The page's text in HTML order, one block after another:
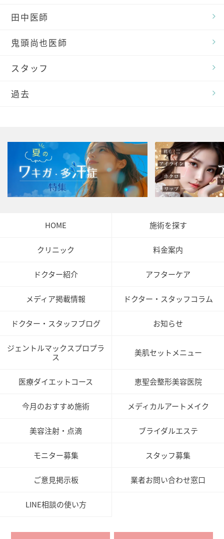
田中医師
鬼頭尚也医師
スタッフ
過去
HOME 施術を探す
クリニック 料金案内
ドクター紹介 アフターケア
メディア掲載情報 ドクター・スタッフコラム
ドクター・スタッフブログ お知らせ
ジェントルマックスプロプラ
ス
美肌セットメニュー
医療ダイエットコース 恵聖会整形美容医院
今月のおすすめ施術 メディカルアートメイク
美容注射・点滴 ブライダルエステ
モニター募集 スタッフ募集
ご意見掲示板 業者お問い合わせ窓口
LINE相談の使い方